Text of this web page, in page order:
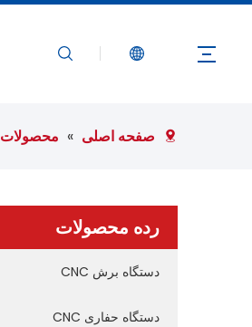
صفحه اصلی
صفحه اصلی » محصولات
رده محصولات
دستگاه برش CNC
دستگاه حفاری CNC